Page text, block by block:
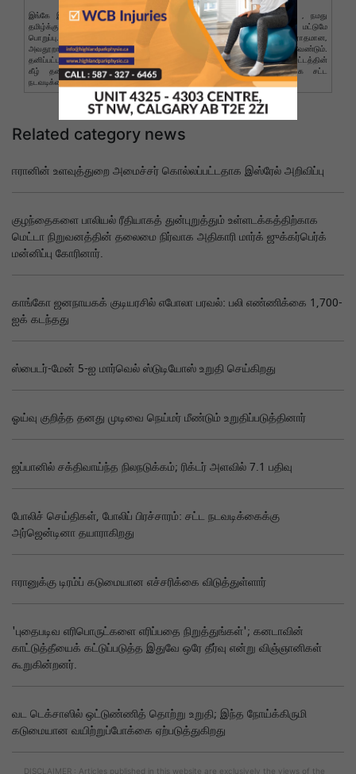
இங்கே இடுகையிடப்பட்ட கருத்துகள் வாசகர்களுக்கு மட்டுமே சொந்தமானது , நமது
தமிழ்க்கு அதில் எந்தப் பங்கும் இல்லை. கருத்துகளுக்கு ஆசிரியர் மட்டுமே
பொறுப்பு.செய்திகளுக்கு பதிலளிப்பவர்கள் ஆபாசமான, மோசமான, சட்டவிரோதமான,
அவதூறான அல்லது ஆத்திரமூட்டும் கருத்துக்களை வெளியிடுவதைத் தவிர்க்க வேண்டும்.
தனிப்பட்ட துஷ்பிரயோகம் அனுமதிக்கப்படாது .இத்தகைய கருத்துக்கள் இணைய சட்டத்தின்
கீழ் தண்டனைக்குரியவை.இதுபோன்ற கருத்து வெளிப்பாடுகளுக்கு எதிராக சட்ட
நடவடிக்கை எடுக்கப்படும்.
Related category news
ஈரானின் உளவுத்துறை அமைச்சர் கொல்லப்பட்டதாக இஸ்ரேல் அறிவிப்பு
குழந்தைகளை பாலியல் ரீதியாகத் துன்புறுத்தும் உள்ளடக்கத்திற்காக
மெட்டா நிறுவனத்தின் தலைமை நிர்வாக அதிகாரி மார்க் ஜுக்கர்பெர்க்
மன்னிப்பு கோரினார்.
காங்கோ ஜனநாயகக் குடியரசில் எபோலா பரவல்: பலி எண்ணிக்கை 1,700-
ஐக் கடந்தது
ஸ்பைடர்-மேன் 5-ஐ மார்வெல் ஸ்டுடியோஸ் உறுதி செய்கிறது
ஓய்வு குறித்த தனது முடிவை நெய்மர் மீண்டும் உறுதிப்படுத்தினார்
ஜப்பானில் சக்திவாய்ந்த நிலநடுக்கம்; ரிக்டர் அளவில் 7.1 பதிவு
போலிச் செய்திகள், போலிப் பிரச்சாரம்: சட்ட நடவடிக்கைக்கு
அர்ஜென்டினா தயாராகிறது
ஈரானுக்கு டிரம்ப் கடுமையான எச்சரிக்கை விடுத்துள்ளார்
'புதைபடிவ எரிபொருட்களை எரிப்பதை நிறுத்துங்கள்'; கனடாவின்
காட்டுத்தீயைக் கட்டுப்படுத்த இதுவே ஒரே தீர்வு என்று விஞ்ஞானிகள்
கூறுகின்றனர்.
வட டெக்சாஸில் ஒட்டுண்ணித் தொற்று உறுதி; இந்த நோய்க்கிருமி
கடுமையான வயிற்றுப்போக்கை ஏற்படுத்துகிறது
DISCLAIMER : Articles published in this website are exclusively the views of the